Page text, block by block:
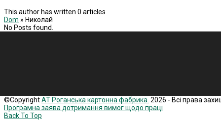
This author has written 0 articles
Dom » Николай
No Posts found.
©CopyrightАТ Роганська картонна фабрика. 2026 - Всі права
Програмна заява дотримання вимог щодо праці
Back To Top